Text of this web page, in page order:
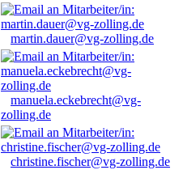
martin.dauer@vg-zolling.de
manuela.eckebrecht@vg-
zolling.de
christine.fischer@vg-zolling.de